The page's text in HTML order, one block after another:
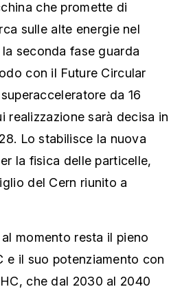
che promette di
sulle alte energie nel
seconda fase guarda
con il Future Circular
da 16
realizzazione sarà decisa in
Lo stabilisce la nuova
la fisica delle particelle,
del Cern riunito a
momento resta il pieno
e il suo potenziamento con
che dal 2030 al 2040